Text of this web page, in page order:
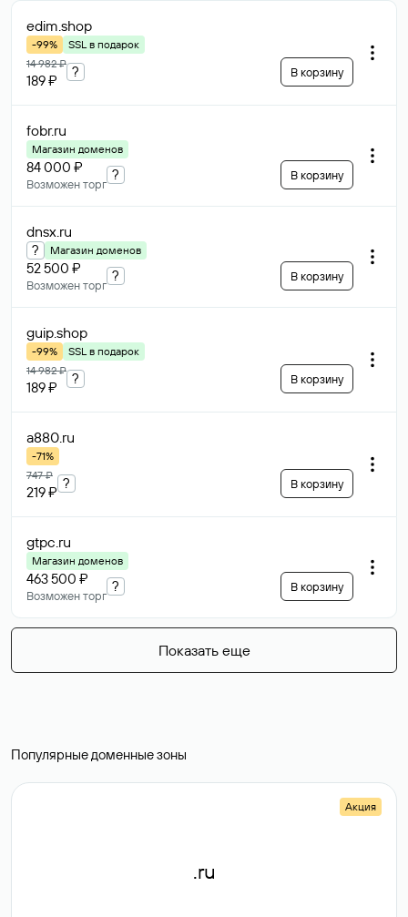
edim.shop
-99%
SSL в подарок
14 982 ₽
189 ₽
? В корзину
fobr.ru
Магазин доменов
84 000 ₽
Возможен торг
? В корзину
dnsx.ru
? Магазин доменов
52 500 ₽
Возможен торг
? В корзину
guip.shop
-99%
SSL в подарок
14 982 ₽
189 ₽
? В корзину
a880.ru
-71%
747 ₽
219 ₽
? В корзину
gtpc.ru
Магазин доменов
463 500 ₽
Возможен торг
? В корзину
Показать еще
Популярные доменные зоны
Акция
.ru